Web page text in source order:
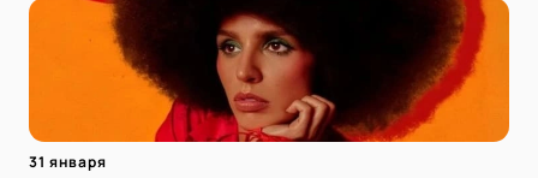
31 января